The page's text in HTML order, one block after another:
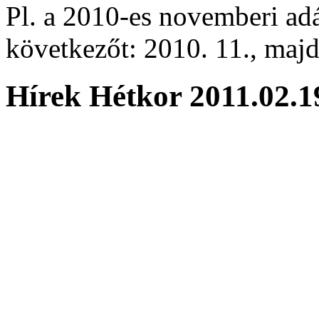
Pl. a 2010-es novemberi
következőt: 2010. 11.,
Hírek Hétkor